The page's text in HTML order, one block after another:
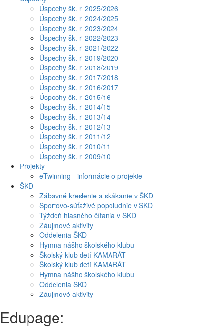
Úspechy šk. r. 2025/2026
Úspechy šk. r. 2024/2025
Úspechy šk. r. 2023/2024
Úspechy šk. r. 2022/2023
Úspechy šk. r. 2021/2022
Úspechy šk. r. 2019/2020
Úspechy šk. r. 2018/2019
Úspechy šk. r. 2017/2018
Úspechy šk. r. 2016/2017
Úspechy šk. r. 2015/16
Úspechy šk. r. 2014/15
Úspechy šk. r. 2013/14
Úspechy šk. r. 2012/13
Úspechy šk. r. 2011/12
Úspechy šk. r. 2010/11
Úspechy šk. r. 2009/10
Projekty
eTwinning - informácie o projekte
ŠKD
Zábavné kreslenie a skákanie v ŠKD
Športovo-súťaživé popoludnie v ŠKD
Týždeň hlasného čítania v ŠKD
Záujmové aktivity
Oddelenia ŠKD
Hymna nášho školského klubu
Školský klub detí KAMARÁT
Školský klub detí KAMARÁT
Hymna nášho školského klubu
Oddelenia ŠKD
Záujmové aktivity
Edupage: